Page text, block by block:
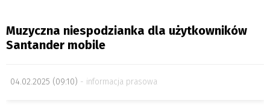
Muzyczna niespodzianka dla użytkowników
Santander mobile
04.02.2025 (09:10) informacja prasowa